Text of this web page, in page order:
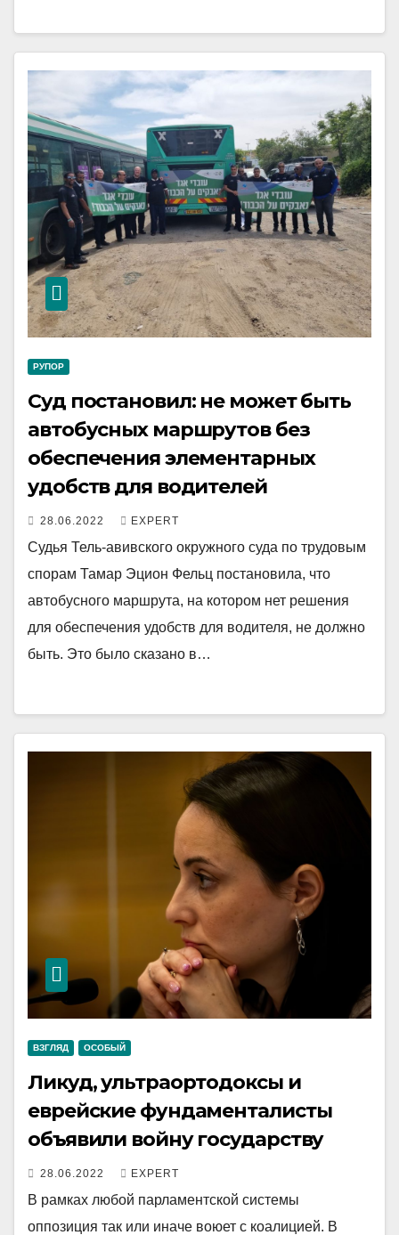
РУПОР
Суд постановил: не может быть
автобусных маршрутов без
обеспечения элементарных
удобств для водителей
28.06.2022 EXPERT
Судья Тель-авивского окружного суда по трудовым
спорам Тамар Эцион Фельц постановила, что
автобусного маршрута, на котором нет решения
для обеспечения удобств для водителя, не должно
быть. Это было сказано в…
ВЗГЛЯД ОСОБЫЙ
Ликуд, ультраортодоксы и
еврейские фундаменталисты
объявили войну государству
28.06.2022 EXPERT
В рамках любой парламентской системы
оппозиция так или иначе воюет с коалицией. В